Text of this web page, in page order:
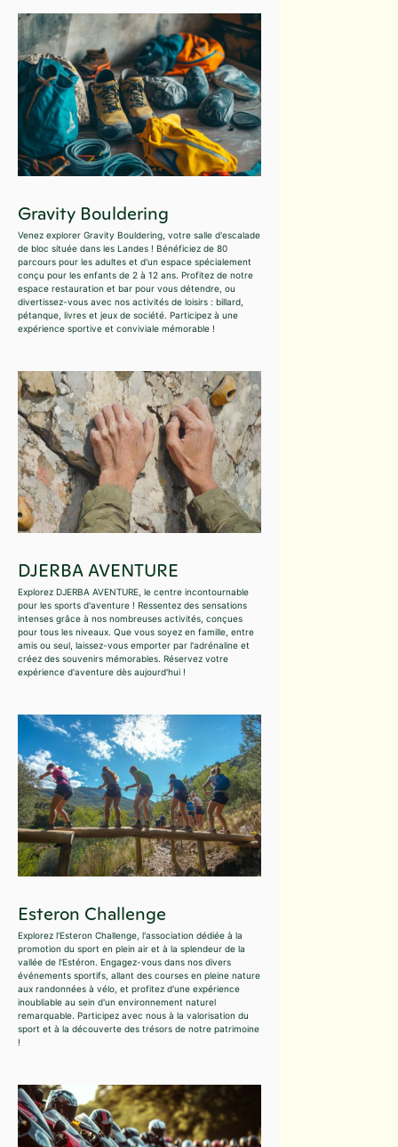
Gravity Bouldering
Venez explorer Gravity Bouldering, votre salle d'escalade
de bloc située dans les Landes ! Bénéficiez de 80
parcours pour les adultes et d'un espace spécialement
conçu pour les enfants de 2 à 12 ans. Profitez de notre
espace restauration et bar pour vous détendre, ou
divertissez-vous avec nos activités de loisirs : billard,
pétanque, livres et jeux de société. Participez à une
expérience sportive et conviviale mémorable !
DJERBA AVENTURE
Explorez DJERBA AVENTURE, le centre incontournable
pour les sports d'aventure ! Ressentez des sensations
intenses grâce à nos nombreuses activités, conçues
pour tous les niveaux. Que vous soyez en famille, entre
amis ou seul, laissez-vous emporter par l'adrénaline et
créez des souvenirs mémorables. Réservez votre
expérience d'aventure dès aujourd'hui !
Esteron Challenge
Explorez l'Esteron Challenge, l'association dédiée à la
promotion du sport en plein air et à la splendeur de la
vallée de l'Estéron. Engagez-vous dans nos divers
événements sportifs, allant des courses en pleine nature
aux randonnées à vélo, et profitez d'une expérience
inoubliable au sein d'un environnement naturel
remarquable. Participez avec nous à la valorisation du
sport et à la découverte des trésors de notre patrimoine
!